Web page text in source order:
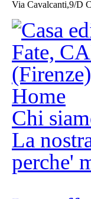
Via Cavalcanti,9/D
Home
Chi
La
perche'